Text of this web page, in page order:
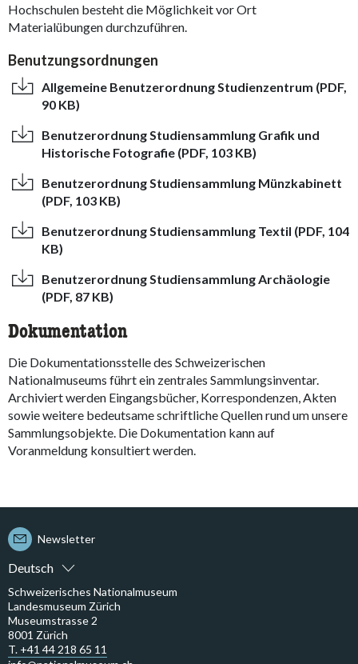
Hochschulen besteht die Möglichkeit vor Ort
Materialübungen durchzuführen.
Benutzungsordnungen
Allgemeine Benutzerordnung Studienzentrum (PDF,
90 KB)
Benutzerordnung Studiensammlung Grafik und
Historische Fotografie (PDF, 103 KB)
Benutzerordnung Studiensammlung Münzkabinett
(PDF, 103 KB)
Benutzerordnung Studiensammlung Textil (PDF, 104
KB)
Benutzerordnung Studiensammlung Archäologie
(PDF, 87 KB)
Dokumentation
Die Dokumentationsstelle des Schweizerischen
Nationalmuseums führt ein zentrales Sammlungsinventar.
Archiviert werden Eingangsbücher, Korrespondenzen, Akten
sowie weitere bedeutsame schriftliche Quellen rund um unsere
Sammlungsobjekte. Die Dokumentation kann auf
Voranmeldung konsultiert werden.
Deutsch
Newsletter
Schweizerisches Nationalmuseum
Landesmuseum Zürich
Museumstrasse 2
8001 Zürich
T. +41 44 218 65 11